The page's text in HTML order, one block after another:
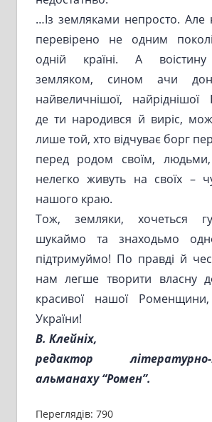
…Із земляками непросто. Але
перевірено не одним
одній країні. А
земляком, сином ачи
найвеличнішої, найріднішої
де ти народився й виріс,
лише той, хто відчуває борг
перед родом своїм,
нелегко живуть на своїх –
нашого краю.
Тож, земляки, хочеться
шукаймо та знаходьмо
підтримуймо! По правді й
нам легше творити власну
красивої нашої
України!
В. Клейніх,
редактор літературно-
альманаху “Ромен”.
Переглядів: 790